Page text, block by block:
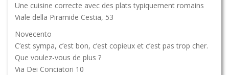
Une cuisine correcte avec des plats typiquement romains
Viale della Piramide Cestia, 53
Novecento
C’est sympa, c’est bon, c’est copieux et c’est pas trop cher.
Que voulez-vous de plus ?
Via Dei Conciatori 10